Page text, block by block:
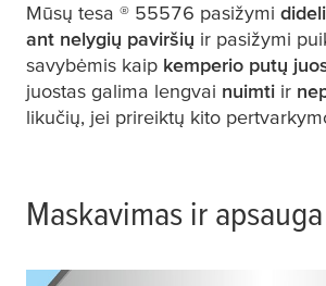
Mūsų tesa ® 55576 pasižymi
ant nelygių paviršių ir pasižymi
savybėmis kaip kemperio putų
juostas galima lengvai nuimti ir
likučių, jei prireiktų kito
Maskavimas ir apsauga